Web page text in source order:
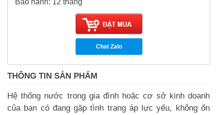
Bảo hành: 12 tháng
Chat Zalo
THÔNG TIN SẢN PHẨM
Hệ thống nước trong gia đình hoặc cơ sở kinh doanh
của bạn có đang gặp tình trạng áp lực yếu, không ổn